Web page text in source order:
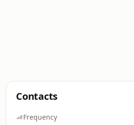
Contacts
Frequency